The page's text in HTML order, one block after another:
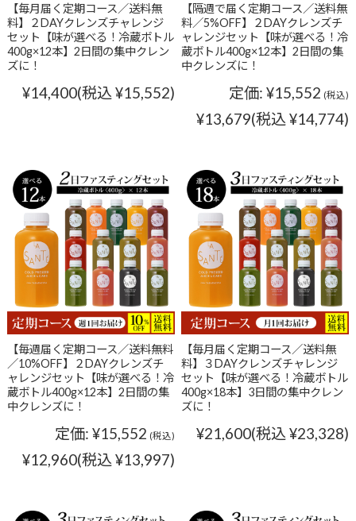
【毎月届く定期コース／送料無
料】２DAYクレンズチャレンジ
セット【味が選べる！冷蔵ボトル
400g×12本】2日間の集中クレン
ズに！
¥14,400(税込 ¥15,552)
【隔週で届く定期コース／送料無
料／5%OFF】２DAYクレンズチ
ャレンジセット【味が選べる！冷
蔵ボトル400g×12本】2日間の集
中クレンズに！
定価: ¥15,552 (税込)
¥13,679(税込 ¥14,774)
【毎週届く定期コース／送料無料
／10%OFF】２DAYクレンズチ
ャレンジセット【味が選べる！冷
蔵ボトル400g×12本】2日間の集
中クレンズに！
定価: ¥15,552 (税込)
¥12,960(税込 ¥13,997)
【毎月届く定期コース／送料無
料】３DAYクレンズチャレンジ
セット【味が選べる！冷蔵ボトル
400g×18本】3日間の集中クレン
ズに！
¥21,600(税込 ¥23,328)